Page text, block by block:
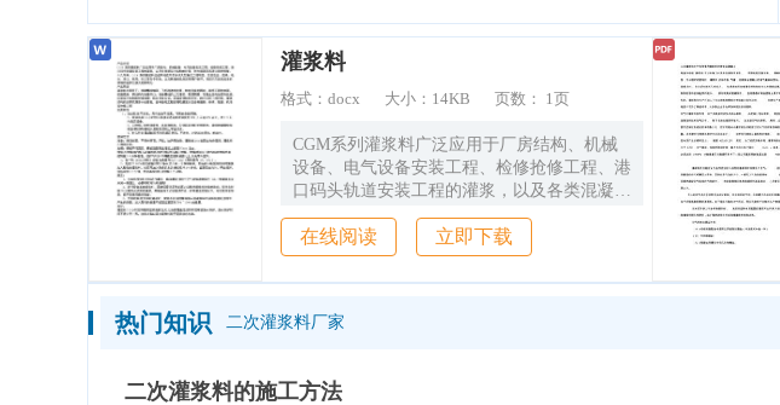
造价通 灌浆料
格式： docx 大小： 14KB 页数： 1页
CGM系列灌浆料广泛应用于厂房结构、机械
设备、电气设备安装工程、检修抢修工程、港
口码头轨道安装工程的灌浆，以及各类混凝土
结构的补强，防水堵漏及高速公路的修复。
十几年来，CGM系列灌浆料已成功地应用于
多项大型重点工程项目，涉及冶金、造纸、电
力、港口、民用、化工等各个行业，以其优良
域内发挥出强大的影响力。
在线阅读 立即下载
热门知识 二次灌浆料厂家
二次灌浆料的施工方法